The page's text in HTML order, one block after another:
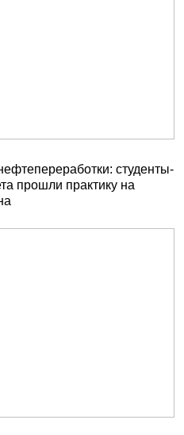
студенты-
прошли практику на